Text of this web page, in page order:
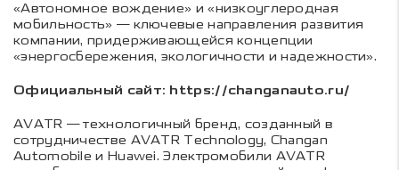
«Автономное вождение» и «низкоуглеродная
мобильность» — ключевые направления развития
компании, придерживающейся концепции
«энергосбережения, экологичности и надежности».
Официальный сайт: https://changanauto.ru/
AVATR — технологичный бренд, созданный в
сотрудничестве AVATR Technology, Changan
Automobile и Huawei. Электромобили AVATR